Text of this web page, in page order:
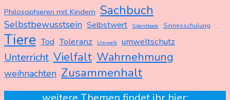
Philosophieren mit Kindern Sachbuch
Selbstbewusstsein Selbstwert Silentbook Sinnesschulung
Tiere Tod Toleranz Umwelt umweltschutz
Unterricht Vielfalt Wahrnehmung
weihnachten Zusammenhalt